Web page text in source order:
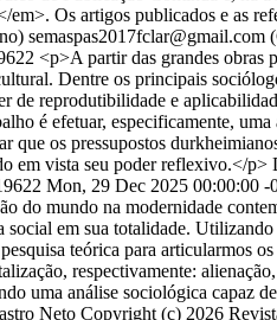
Os artigos publicados e as
semaspas2017fclar@gmail.com
<p>A partir das grandes obras
Dentre os principais
reprodutibilidade e
é efetuar, especificamente,
os pressupostos
em vista seu poder reflexivo.</p>
Mon, 29 Dec 2025 00:00:00 -
do mundo na modernidade
em sua totalidade.
teórica para articularmos
respectivamente:
uma análise sociológica capaz
Neto Copyright (c) 2026